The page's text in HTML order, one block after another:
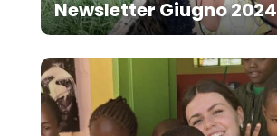
Newsletter Giugno 2024